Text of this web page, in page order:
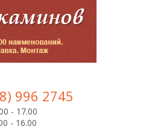
996 2745
- 17.00
- 16.00